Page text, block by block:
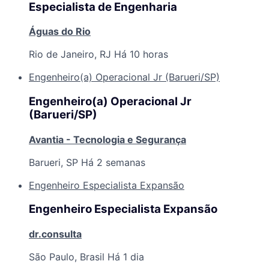
Especialista de Engenharia
Águas do Rio
Rio de Janeiro, RJ Há 10 horas
Engenheiro(a) Operacional Jr (Barueri/SP)
Engenheiro(a) Operacional Jr
(Barueri/SP)
Avantia - Tecnologia e Segurança
Barueri, SP Há 2 semanas
Engenheiro Especialista Expansão
Engenheiro Especialista Expansão
dr.consulta
São Paulo, Brasil Há 1 dia